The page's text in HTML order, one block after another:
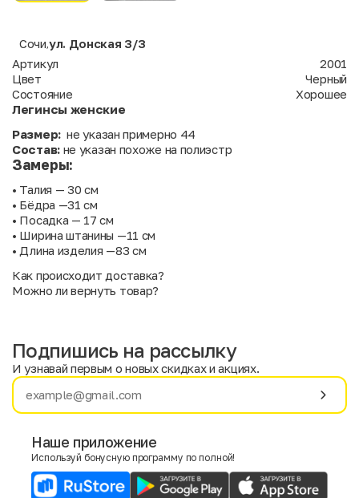
Сочи,ул. Донская 3/3
Артикул
2001
Цвет
Черный
Состояние
Хорошее
Легинсы женские
Размер:не указан примерно 44
Состав:не указан похоже на полиэстр
Замеры:
• Талия — 30 см
• Бёдра —31 см
• Посадка — 17 см
• Ширина штанины —11 см
• Длина изделия —83 см
Как происходит доставка?
Можно ли вернуть товар?
Имя
E-mail
Подпишись на рассылку
И узнавай первым о новых скидках и акциях.
Наше приложение
Используй бонусную программу по полной!